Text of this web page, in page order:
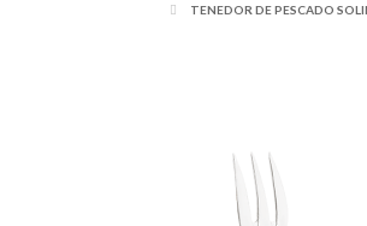
TENEDOR DE PESCADO